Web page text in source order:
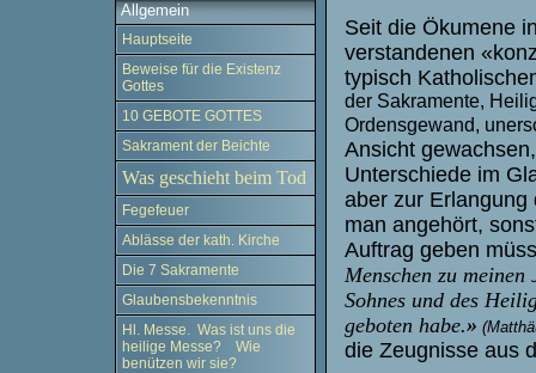
Allgemein
Hauptseite
Beweise für die Existenz
Gottes
10 GEBOTE GOTTES
Sakrament der Beichte
Was geschieht beim Tod
Fegefeuer
Ablässe der kath. Kirche
Die 7 Sakramente
Glaubensbekenntnis
Hl. Messe. Was ist uns die
heilige Messe? Wie
benützen wir sie?
Seit die Ökumene
verstandenen
typisch
der Sakramente,
Ordensgewand,
Ansicht
Unterschiede im
aber zur Erlangung
man angehört,
Auftrag geben
Menschen zu meinen
Sohnes und des
geboten habe.»
die Zeugnisse aus